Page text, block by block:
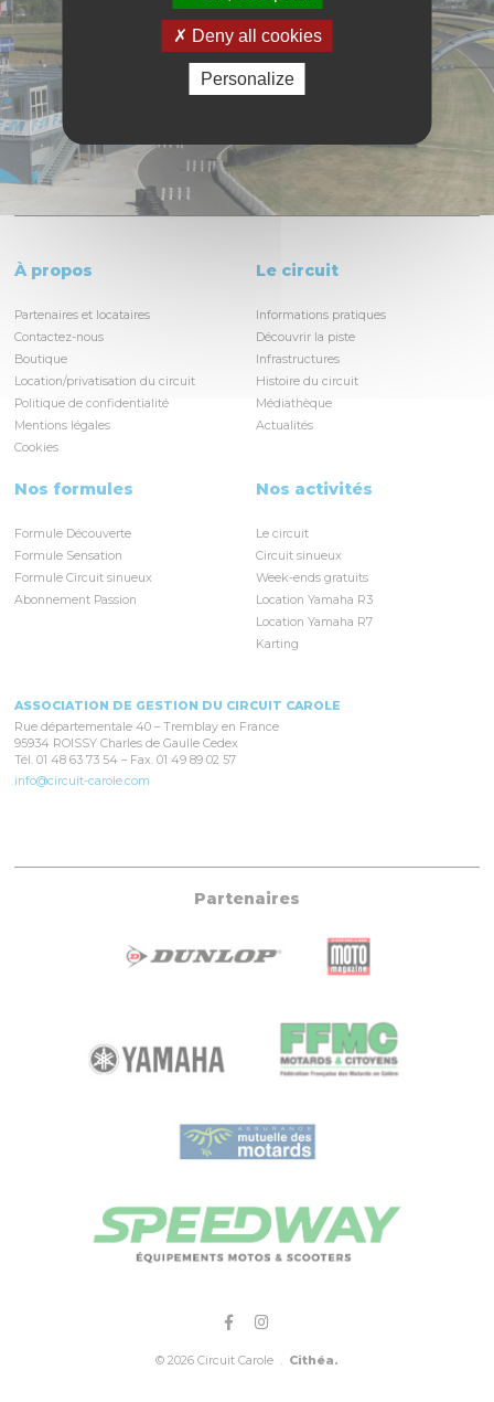
À propos
Partenaires et locataires
Contactez-nous
Boutique
Location/privatisation du circuit
Politique de confidentialité
Mentions légales
Cookies
Le circuit
Informations pratiques
Découvrir la piste
Infrastructures
Histoire du circuit
Médiathèque
Actualités
Nos formules
Formule Découverte
Formule Sensation
Formule Circuit sinueux
Abonnement Passion
Nos activités
Le circuit
Circuit sinueux
Week-ends gratuits
Location Yamaha R3
Location Yamaha R7
Karting
ASSOCIATION DE GESTION DU CIRCUIT CAROLE
Rue départementale 40 – Tremblay en France
95934 ROISSY Charles de Gaulle Cedex
Tél. 01 48 63 73 54 – Fax. 01 49 89 02 57
info@circuit-carole.com
Partenaires
© 2026 Circuit Carole . Cithéa.
Deny all cookies
Personalize